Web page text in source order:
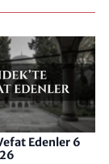
Edenler 6